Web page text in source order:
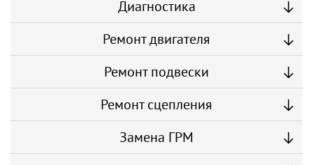
Диагностика
Ремонт двигателя
Ремонт подвески
Ремонт сцепления
Замена ГРМ